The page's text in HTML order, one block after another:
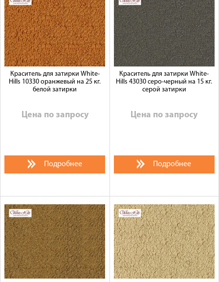
Краситель для затирки White-
Hills 10330 оранжевый на 25 кг.
белой затирки
Цена по запросу
Подробнее
Краситель для затирки White-
Hills 43030 серо-черный на 15 кг.
серой затирки
Цена по запросу
Подробнее